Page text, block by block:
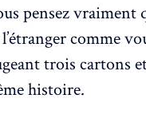
pensez vraiment
comme
trois cartons
histoire.